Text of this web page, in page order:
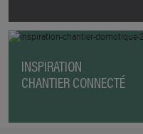
INSPIRATION
CHANTIER CONNECTÉ